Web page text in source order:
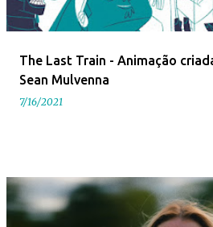
The Last Train - Animação
Sean Mulvenna
7/16/2021